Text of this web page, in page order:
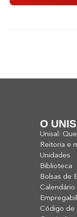
O
Unisal:
Reitoria e
Unidades
Biblioteca
Bolsas de
Código de